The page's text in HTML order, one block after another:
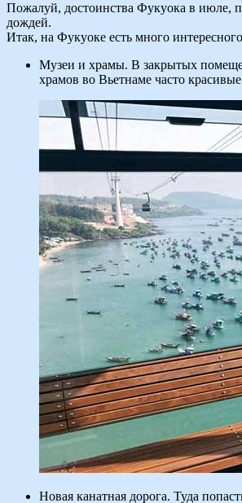
Пожалуй, достоинства Фукуока в июле,
дождей.
Итак, на Фукуоке есть много
Музеи и храмы. В закрытых
храмов во Вьетнаме часто
Новая канатная дорога. Туда